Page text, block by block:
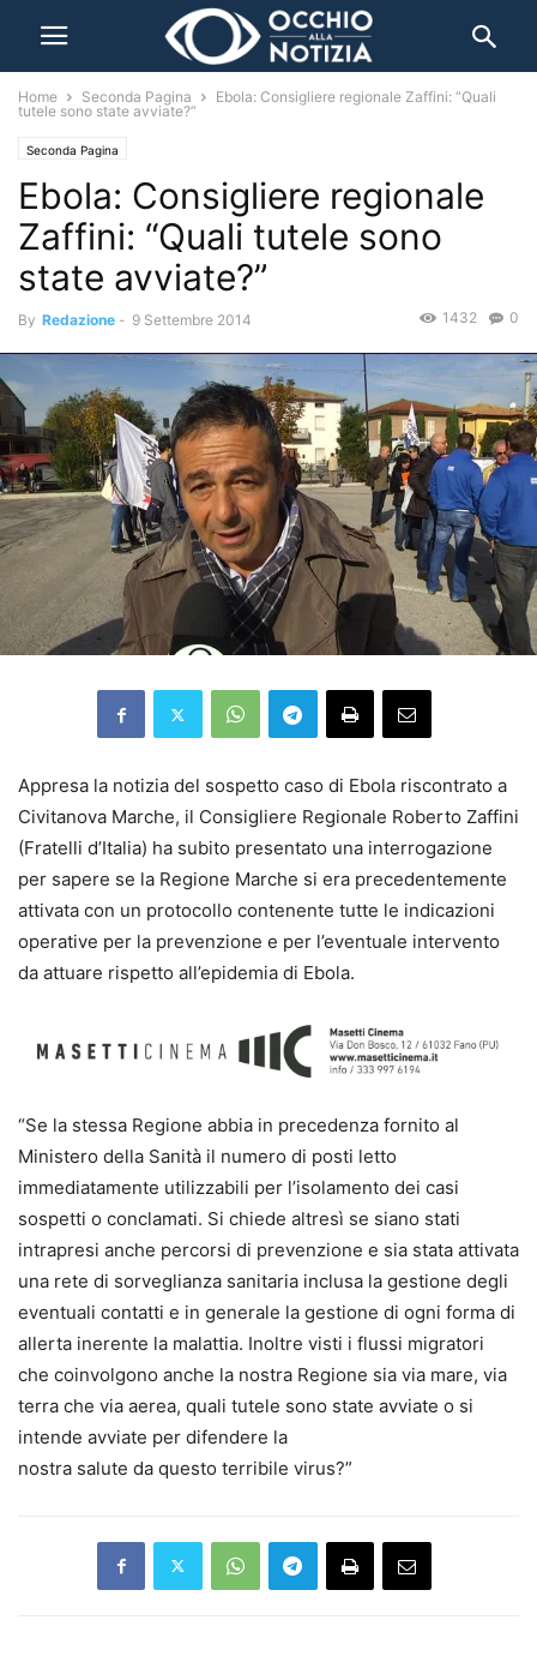
Home Seconda Pagina
Ebola: Consigliere regionale Zaffini: “Quali
tutele sono state avviate?”
Seconda Pagina
Ebola: Consigliere regionale
Zaffini: “Quali tutele sono
state avviate?”
By Redazione - 9 Settembre 2014 0
1432
Appresa la notizia del sospetto caso di Ebola riscontrato a
Civitanova Marche, il Consigliere Regionale Roberto Zaffini
(Fratelli d’Italia) ha subito presentato una interrogazione
per sapere se la Regione Marche si era precedentemente
attivata con un protocollo contenente tutte le indicazioni
operative per la prevenzione e per l’eventuale intervento
da attuare rispetto all’epidemia di Ebola.
“Se la stessa Regione abbia in precedenza fornito al
Ministero della Sanità il numero di posti letto
immediatamente utilizzabili per l’isolamento dei casi
sospetti o conclamati. Si chiede altresì se siano stati
intrapresi anche percorsi di prevenzione e sia stata attivata
una rete di sorveglianza sanitaria inclusa la gestione degli
eventuali contatti e in generale la gestione di ogni forma di
allerta inerente la malattia. Inoltre visti i flussi migratori
che coinvolgono anche la nostra Regione sia via mare, via
terra che via aerea, quali tutele sono state avviate o si
intende avviate per difendere la
nostra salute da questo terribile virus?”